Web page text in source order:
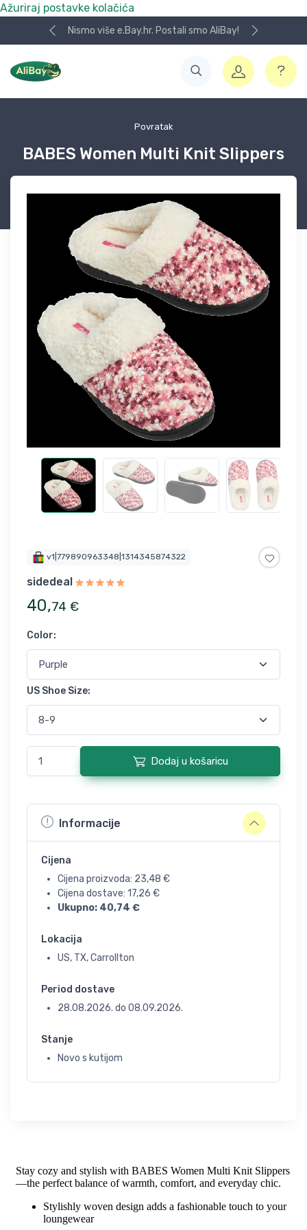
Ažuriraj postavke kolačića
Nismo više e.Bay.hr. Postali smo AliBay!
Povratak
BABES Women Multi Knit Slippers
v1|779890963348|1314345874322
sidedeal
40,74 €
Color:
US Shoe Size:
Dodaj u košaricu
Informacije
Cijena
Cijena proizvoda: 23,48 €
Cijena dostave: 17,26 €
Ukupno: 40,74 €
Lokacija
US, TX, Carrollton
Period dostave
28.08.2026. do 08.09.2026.
Stanje
Novo s kutijom